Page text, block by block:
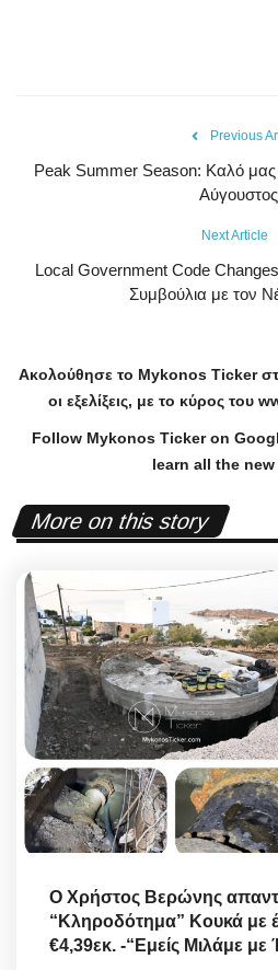
Previous
Peak Summer Season: Kαλό
Next Article
Local Government Code
Συμβούλια με τον
Ακολούθησε το Mykonos Ticker
οι εξελίξεις, με το κύρος του
Follow Mykonos Ticker on
learn all the
More on this story
O Χρήστος Βερώνης
“Κληροδότημα” Κουκά με
€4,39εκ. -“Εμείς Μιλάμε με